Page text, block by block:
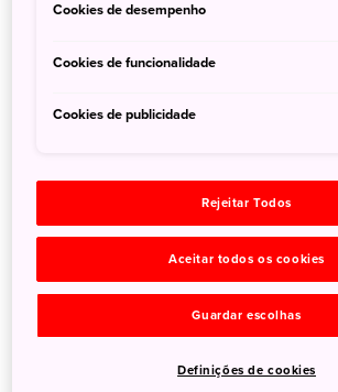
Destinos do Japão para se revigorar
JNTO Brasil
Cookies de desempenho
Cookies de funcionalidade
Cookies de publicidade
Rejeitar Todos
Aceitar todos os cookies
Guardar escolhas
Definições de cookies